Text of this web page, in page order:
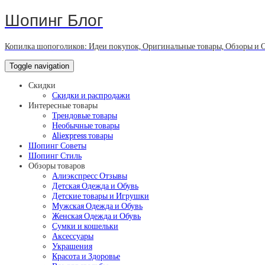
Шопинг Блог
Копилка шопоголиков: Идеи покупок, Оригинальные товары, Обзоры и
Toggle navigation
Скидки
Скидки и распродажи
Интересные товары
Трендовые товары
Необычные товары
Aliexpress товары
Шопинг Советы
Шопинг Стиль
Обзоры товаров
Алиэкспресс Отзывы
Детская Одежда и Обувь
Детские товары и Игрушки
Мужская Одежда и Обувь
Женская Одежда и Обувь
Сумки и кошельки
Аксессуары
Украшения
Красота и Здоровье